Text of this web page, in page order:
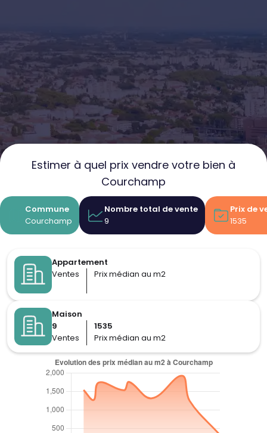
Estimer à quel prix vendre votre bien à
Courchamp
Commune
Courchamp
Nombre total de vente
9
Prix de
1535
Appartement
Ventes
Prix médian au m2
Maison
9
Ventes
1535
Prix médian au m2